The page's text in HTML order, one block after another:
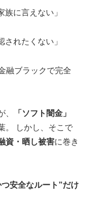
族に言えない」
されたくない」
融ブラックで完全
、
「ソフト闇金」
。 しかし、そこで
資・晒し被害に巻き
安全なルート”だけ